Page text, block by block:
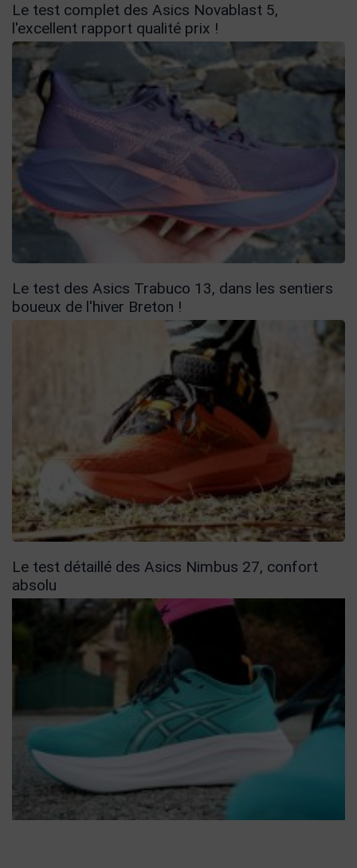
Le test complet des Asics Novablast 5,
l'excellent rapport qualité prix !
Le test des Asics Trabuco 13, dans les sentiers
boueux de l'hiver Breton !
Le test détaillé des Asics Nimbus 27, confort
absolu